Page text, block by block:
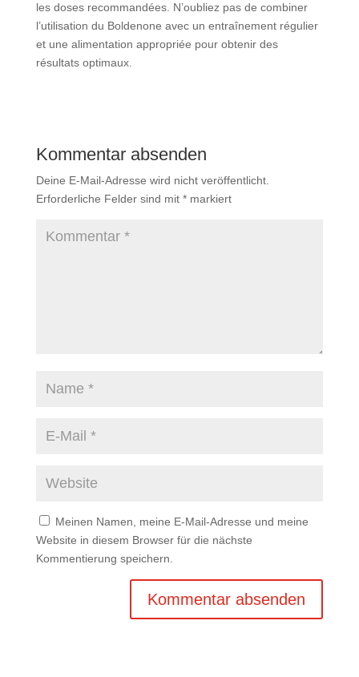
les doses recommandées. N’oubliez pas de combiner
l’utilisation du Boldenone avec un entraînement régulier
et une alimentation appropriée pour obtenir des
résultats optimaux.
Kommentar absenden
Deine E-Mail-Adresse wird nicht veröffentlicht.
Erforderliche Felder sind mit *markiert
Meinen Namen, meine E-Mail-Adresse und meine
Website in diesem Browser für die nächste
Kommentierung speichern.